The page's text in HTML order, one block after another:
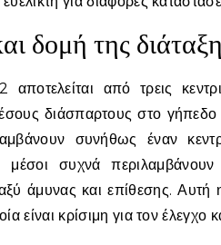
δομή της
από τρεις
διάσπαρτους στο γήπεδο
συνήθως έναν
μέσοι συχνά
άμυνας και επίθεσης.
είναι κρίσιμη για τον έλεγχο